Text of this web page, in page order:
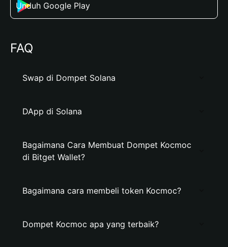
Unduh Google Play
FAQ
Swap di Dompet Solana
DApp di Solana
Bagaimana Cara Membuat Dompet Kocmoc
di Bitget Wallet?
Bagaimana cara membeli token Kocmoc?
Dompet Kocmoc apa yang terbaik?